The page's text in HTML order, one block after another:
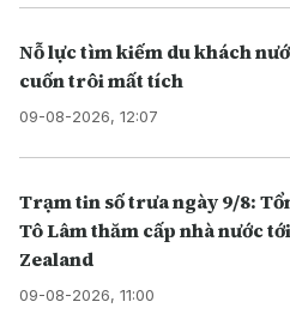
Nỗ lực tìm kiếm du khách
cuốn trôi mất tích
09-08-2026, 12:07
Trạm tin số trưa ngày 9/8:
Tô Lâm thăm cấp nhà nước
Zealand
09-08-2026, 11:00